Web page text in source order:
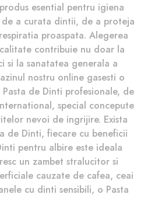
esential pentru igiena
a curata dintii, de a proteja
proaspata. Alegerea
contribuie nu doar la
si la sanatatea generala a
nostru online gasesti o
de Dinti profesionale, de
special concepute
nevoi de ingrijire. Exista
de Dinti, fiecare cu beneficii
pentru albire este ideala
un zambet stralucitor si
cauzate de cafea, ceai
cu dinti sensibili, o Pasta